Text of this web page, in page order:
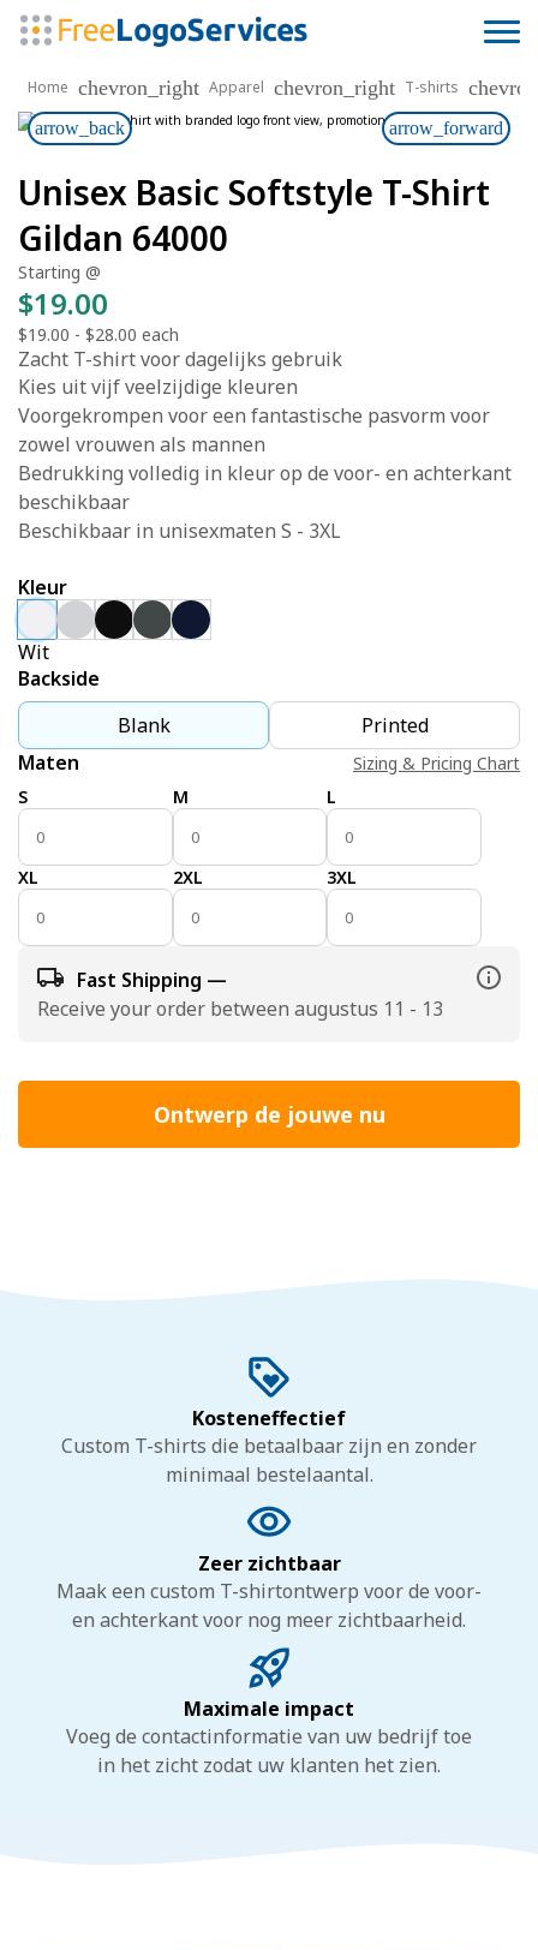
Home chevron_right Apparel chevron_right T-shirts
arrow_back arrow_forward
Unisex Basic Softstyle T-Shirt
Gildan 64000
Starting @
$19.00
$19.00 - $28.00 each
Zacht T-shirt voor dagelijks gebruik
Kies uit vijf veelzijdige kleuren
Voorgekrompen voor een fantastische pasvorm voor
zowel vrouwen als mannen
Bedrukking volledig in kleur op de voor- en achterkant
beschikbaar
Beschikbaar in unisexmaten S - 3XL
Kleur
Wit
Backside
Blank
Printed
Maten
Sizing & Pricing Chart
S
M L
XL 2XL 3XL
Fast Shipping —
Receive your order between augustus 11 - 13
Ontwerp de jouwe nu
Kosteneffectief
Custom T-shirts die betaalbaar zijn en zonder
minimaal bestelaantal.
Zeer zichtbaar
Maak een custom T-shirtontwerp voor de voor-
en achterkant voor nog meer zichtbaarheid.
Maximale impact
Voeg de contactinformatie van uw bedrijf toe
in het zicht zodat uw klanten het zien.